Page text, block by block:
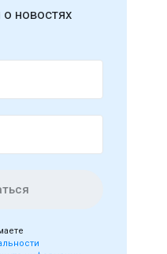
новостях